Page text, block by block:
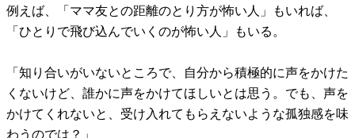
例えば、「ママ友との距離のとり方が怖い人」もいれば、
「ひとりで飛び込んでいくのが怖い人」もいる。
「知り合いがいないところで、自分から積極的に声をかけた
くないけど、誰かに声をかけてほしいとは思う。でも、声を
かけてくれないと、受け入れてもらえないような孤独感を味
わうのでは？」